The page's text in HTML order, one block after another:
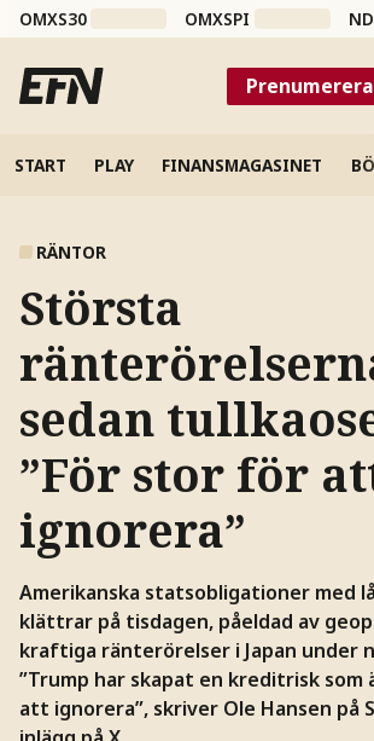
OMXS30 OMXSPI
Prenumerera
START PLAY FINANSMAGASINET
RÄNTOR
Största
sedan
”För stor för
ignorera”
Amerikanska statsobligationer med
klättrar på tisdagen, påeldad av
kraftiga ränterörelser i Japan under
”Trump har skapat en kreditrisk
att ignorera”, skriver Ole Hansen på